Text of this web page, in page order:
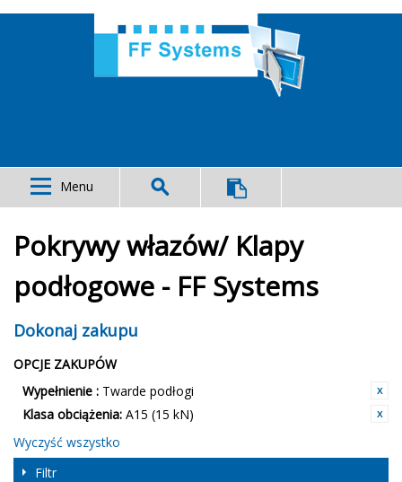
Menu
Pokrywy włazów/ Klapy
podłogowe - FF Systems
Dokonaj zakupu
OPCJE ZAKUPÓW
Wypełnienie : Twarde podłogi
Klasa obciążenia: A15 (15 kN)
Wyczyść wszystko
Filtr